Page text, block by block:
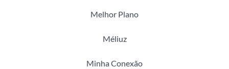
Melhor Plano
Méliuz
Minha Conexão